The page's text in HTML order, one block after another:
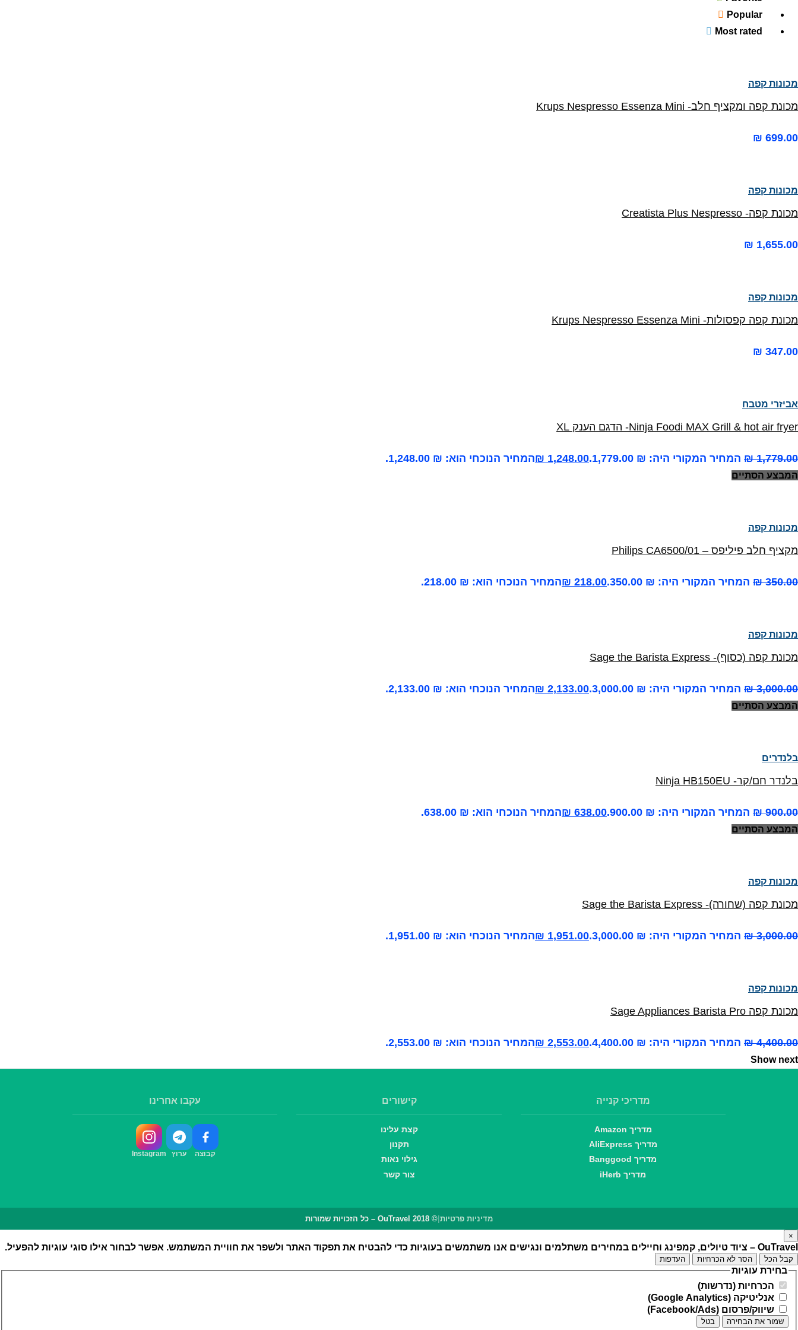
Popular
Most rated
מכונות קפה
מכונת קפה ומקציף חלב- Krups Nespresso Essenza Mini
₪ 699.00
מכונות קפה
מכונת קפה- Creatista Plus Nespresso
₪ 1,655.00
מכונות קפה
מכונת קפה קפסולות- Krups Nespresso Essenza Mini
₪ 347.00
אביזרי מטבח
Ninja Foodi MAX Grill & hot air fryer- הדגם הענק XL
₪1,779.00 המחיר המקורי היה: ₪ 1,779.00. ₪ 1,248.00 המחיר הנוכחי הוא: ₪ 1,248.00.
המבצע הסתיים
מכונות קפה
מקציף חלב פיליפס – Philips CA6500/01
₪350.00 המחיר המקורי היה: ₪ 350.00. ₪ 218.00 המחיר הנוכחי הוא: ₪ 218.00.
מכונות קפה
מכונת קפה (כסוף)- Sage the Barista Express
₪3,000.00 המחיר המקורי היה: ₪ 3,000.00. ₪ 2,133.00 המחיר הנוכחי הוא: ₪ 2,133.00.
המבצע הסתיים
בלנדרים
בלנדר חם/קר- Ninja HB150EU
₪900.00 המחיר המקורי היה: ₪ 900.00. ₪ 638.00 המחיר הנוכחי הוא: ₪ 638.00.
המבצע הסתיים
מכונות קפה
מכונת קפה (שחורה)- Sage the Barista Express
₪3,000.00 המחיר המקורי היה: ₪ 3,000.00. ₪ 1,951.00 המחיר הנוכחי הוא: ₪ 1,951.00.
מכונות קפה
מכונת קפה Sage Appliances Barista Pro
₪4,400.00 המחיר המקורי היה: ₪ 4,400.00. ₪ 2,553.00 המחיר הנוכחי הוא: ₪ 2,553.00.
Show next
מדריכי קנייה
מדריך Amazon
מדריך AliExpress
מדריך Banggood
מדריך iHerb
קישורים
קצת עלינו
תקנון
גילוי נאות
צור קשר
עקבו אחרינו
קבוצה ערוץ Instagram
מדיניות פרטיות © OuTravel 2018 – כל הזכויות שמורות
×
OuTravel – ציוד טיולים, קמפינג וחיילים במחירים משתלמים ונגישים אנו משתמשים בעוגיות כדי להבטיח את תפקוד האתר ולשפר את חוויית המשתמש. אפשר לבחור אילו סוגי עוגיות להפעיל.
קבל הכל הסר לא הכרחיות העדפות
בחירת עוגיות
הכרחיות (נדרשות)
אנליטיקה (Google Analytics)
שיווק/פרסום (Facebook/Ads)
שמור את הבחירה בטל